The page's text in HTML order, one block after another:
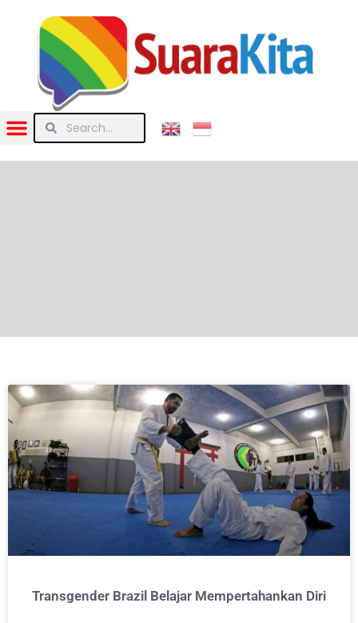
Transgender Brazil Belajar Mempertahankan Diri